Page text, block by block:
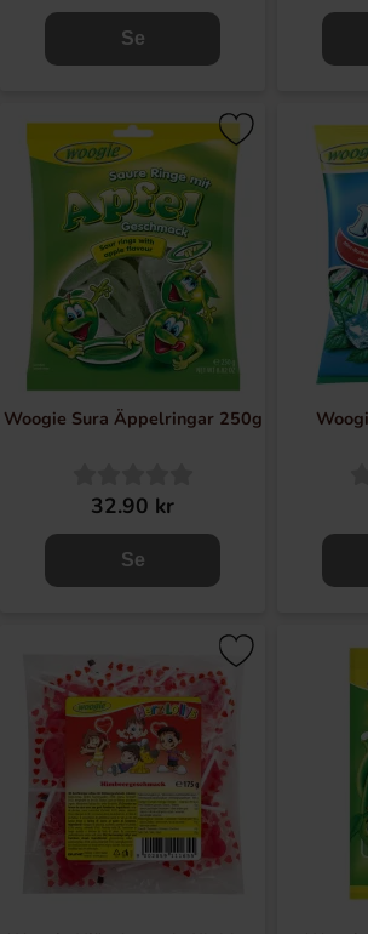
Se
Woogie Sura Äppelringar 250g
32.90 kr
Se